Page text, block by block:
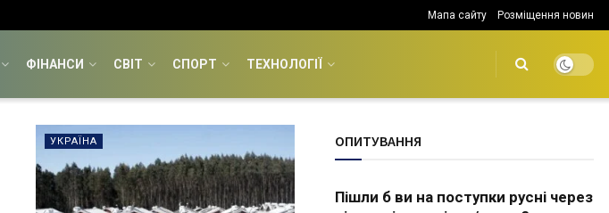
Мапа сайту Розміщення новин
ФІНАНСИ СВІТ СПОРТ ТЕХНОЛОГІЇ
УКРАЇНА ОПИТУВАННЯ
Пішли б ви на поступки русні через